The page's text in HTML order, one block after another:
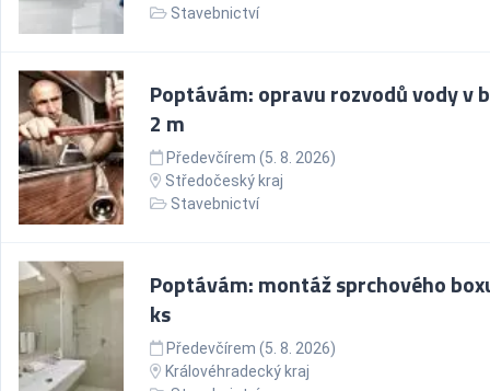
Stavebnictví
Poptávám: opravu rozvodů vody v
2 m
Předevčírem (5. 8. 2026)
Středočeský kraj
Stavebnictví
Poptávám: montáž sprchového
ks
Předevčírem (5. 8. 2026)
Královéhradecký kraj